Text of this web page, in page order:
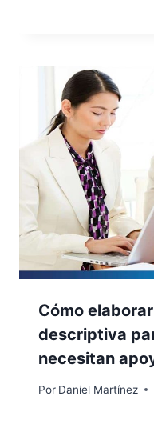
Cómo
descriptiva
necesitan
Por Daniel Martínez